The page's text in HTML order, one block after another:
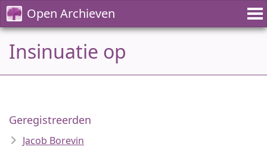
Open Archieven
Insinuatie op
Geregistreerden
Jacob Borevin